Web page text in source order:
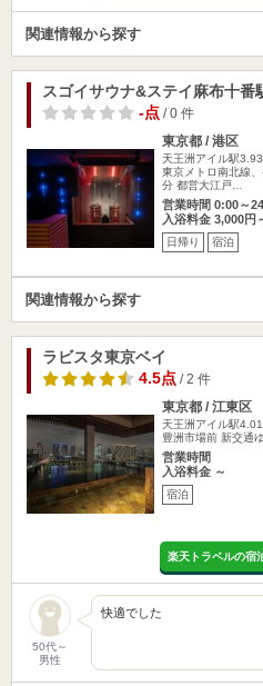
関連情報から探す
スゴイサウナ&ステイ麻布十番
-点/ 0 件
東京都 / 港区
天王洲アイル駅
東京メトロ南北線
分 都営大江戸…
営業時間 0:00～
入浴料金 3,000円
日帰り 宿泊
関連情報から探す
ラビスタ東京ベイ
4.5点/ 2 件
東京都 / 江東区
天王洲アイル駅
豊洲市場前 新交通
営業時間
入浴料金 ～
宿泊
楽天トラベルの宿
50代～
男性
快適でした